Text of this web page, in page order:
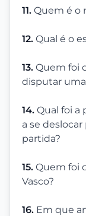
11. Quem é o
12. Qual é o
13. Quem foi
disputar
14. Qual foi a
a se
partida?
15. Quem foi
Vasco?
16. Em que